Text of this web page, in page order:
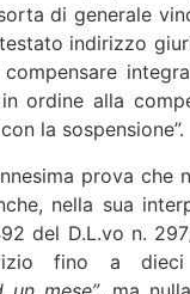
di generale
indirizzo
ordine alla
la sospensione”.
prova
nella sua
del D.L.vo n.
fino a